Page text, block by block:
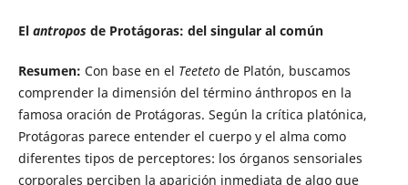
El antroposde Protágoras: del singular al común
Resumen: Con base en el Teetetode Platón, buscamos
comprender la dimensión del término ánthropos en la
famosa oración de Protágoras. Según la crítica platónica,
Protágoras parece entender el cuerpo y el alma como
diferentes tipos de perceptores: los órganos sensoriales
corporales perciben la aparición inmediata de algo que